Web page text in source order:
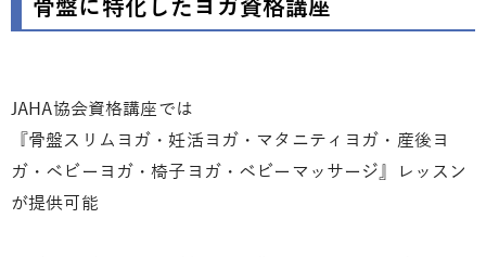
骨盤に特化したヨガ資格講座
JAHA協会資格講座では
『骨盤スリムヨガ・妊活ヨガ・マタニティヨガ・産後ヨ
ガ・ベビーヨガ・椅子ヨガ・ベビーマッサージ』レッスン
が提供可能